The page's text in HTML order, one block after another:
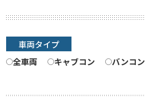
車両タイプ
全車両
キャブコン バンコン